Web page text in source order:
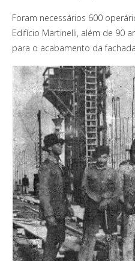
Foram necessários 600
Edifício Martinelli, além de 90
para o acabamento da fachada.